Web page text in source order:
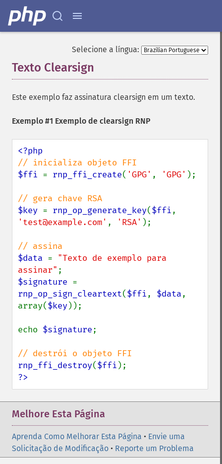
Selecione a língua:
Texto Clearsign
Este exemplo faz assinatura clearsign em um texto.
Exemplo #1 Exemplo de clearsign RNP
$ffi = rnp_ffi_create( 'GPG' , 'GPG' );
$key = rnp_op_generate_key($ffi
'test@example.com' , 'RSA' );
$data = "Texto de exemplo para
assinar"
$signature
rnp_op_sign_cleartext($ffi, $data,
array($key));
echo $signature;
rnp_ffi_destroy($ffi
?>
Melhore Esta Página
Aprenda Como Melhorar Esta Página • Envie uma
Solicitação de Modificação • Reporte um Problema